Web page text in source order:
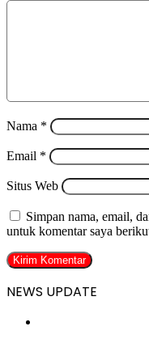
Nama *
Email *
Situs Web
Simpan nama, email,
untuk komentar saya
NEWS UPDATE